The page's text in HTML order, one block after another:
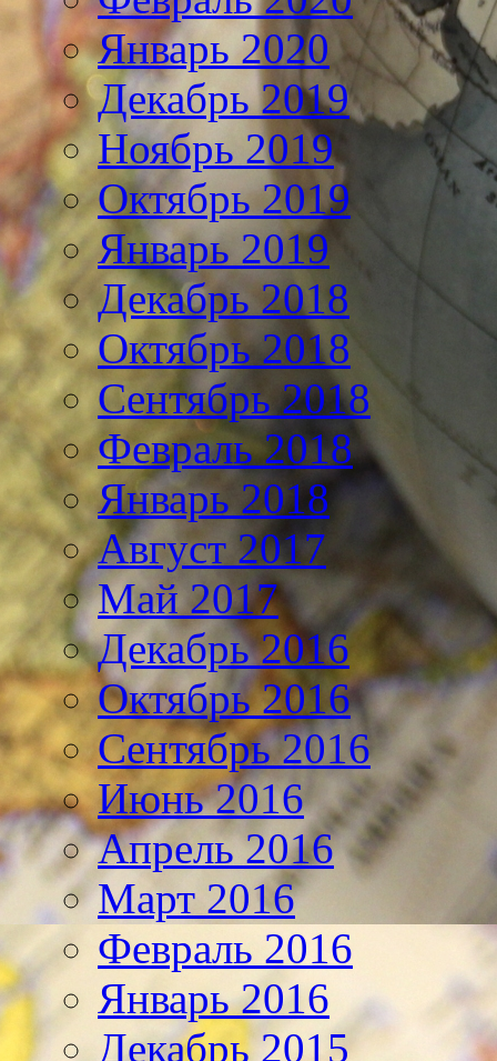
Январь 2020
Декабрь 2019
Ноябрь 2019
Октябрь 2019
Январь 2019
Декабрь 2018
Октябрь 2018
Сентябрь 2018
Февраль 2018
Январь 2018
Август 2017
Май 2017
Декабрь 2016
Октябрь 2016
Сентябрь 2016
Июнь 2016
Апрель 2016
Март 2016
Февраль 2016
Январь 2016
Декабрь 2015